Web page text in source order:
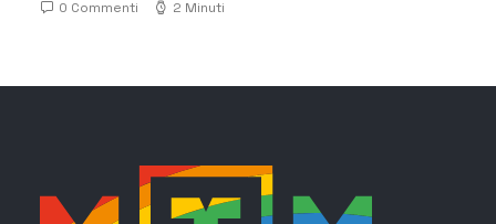
0 Commenti 2 Minuti